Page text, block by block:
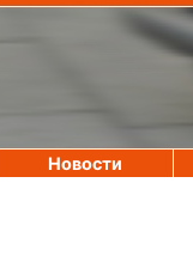
Новости